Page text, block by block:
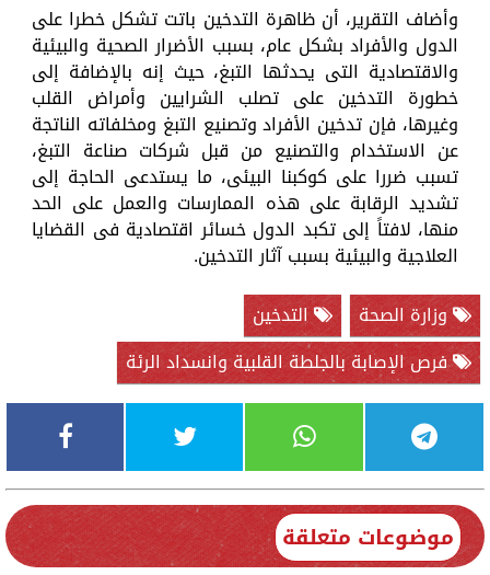
وأضاف التقرير، أن ظاهرة التدخين باتت تشكل خطرا على
الدول والأفراد بشكل عام، بسبب الأضرار الصحية والبيئية
والاقتصادية التى يحدثها التبغ، حيث إنه بالإضافة إلى
خطورة التدخين على تصلب الشرايين وأمراض القلب
وغيرها، فإن تدخين الأفراد وتصنيع التبغ ومخلفاته الناتجة
عن الاستخدام والتصنيع من قبل شركات صناعة التبغ،
تسبب ضررا على كوكبنا البيئى، ما يستدعى الحاجة إلى
تشديد الرقابة على هذه الممارسات والعمل على الحد
منها، لافتاً إلى تكبد الدول خسائر اقتصادية فى القضايا
العلاجية والبيئية بسبب آثار التدخين.
وزارة الصحة
التدخين
فرص الإصابة بالجلطة القلبية وانسداد الرئة
موضوعات متعلقة